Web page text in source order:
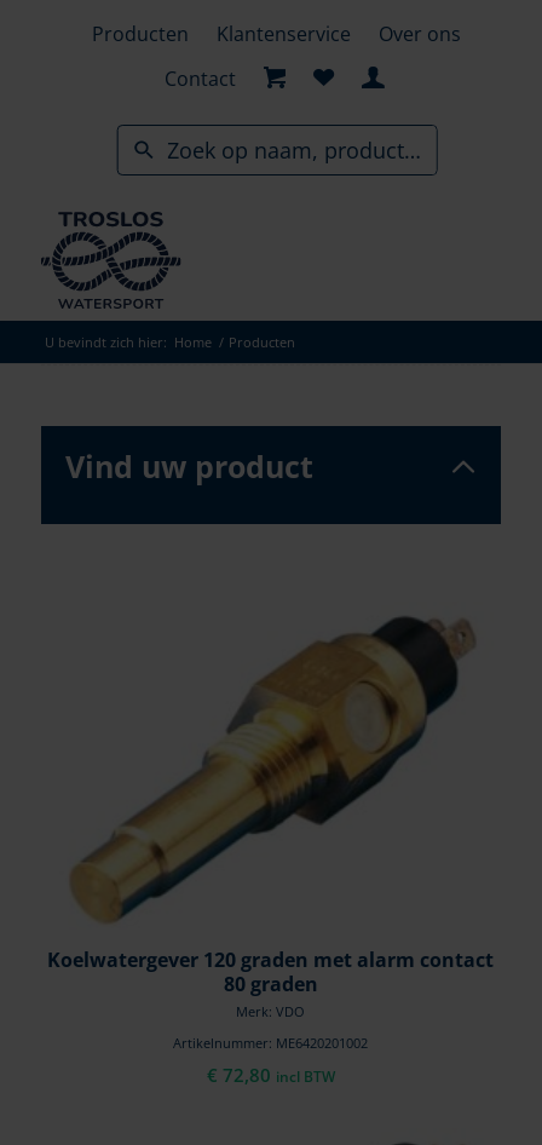
Producten Klantenservice
Over ons
Contact
U bevindt zich hier: Home / Producten
Koelwatergever 120 graden met alarm contact
80 graden
Merk: VDO
Artikelnummer: ME6420201002
€ 72,80 incl BTW
Vind uw product